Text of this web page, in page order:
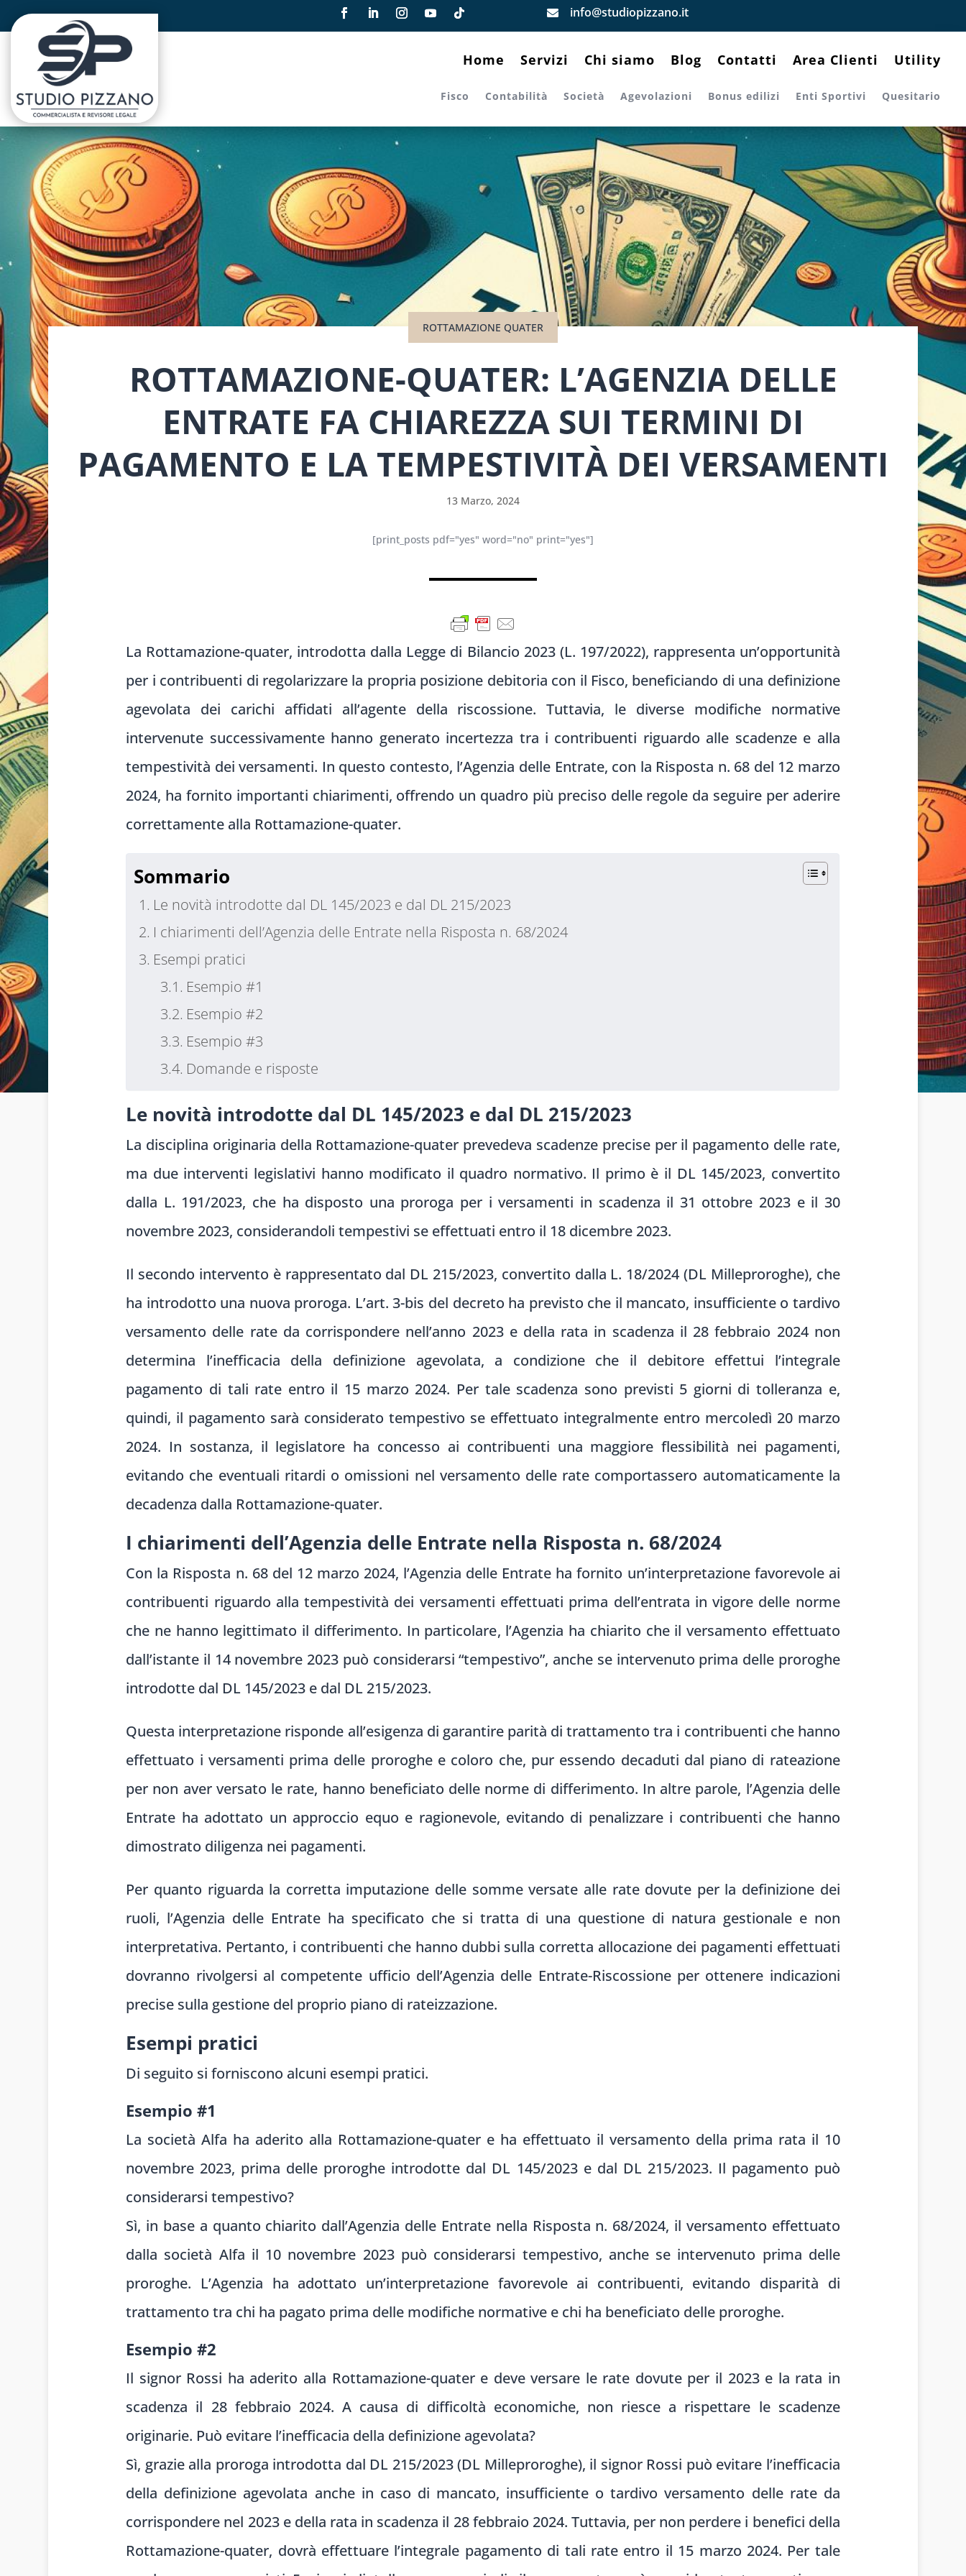
 info@studiopizzano.it
Home Servizi Chi siamo Blog Contatti Area Clienti Utility
Fisco Contabilità Società Agevolazioni Bonus edilizi Enti Sportivi Quesitario
ROTTAMAZIONE QUATER
ROTTAMAZIONE-QUATER: L’AGENZIA DELLE
ENTRATE FA CHIAREZZA SUI TERMINI DI
PAGAMENTO E LA TEMPESTIVITÀ DEI VERSAMENTI
13 Marzo, 2024
[print_posts pdf="yes" word="no" print="yes"]
La Rottamazione-quater, introdotta dalla Legge di Bilancio 2023 (L. 197/2022), rappresenta un’opportunità
per i contribuenti di regolarizzare la propria posizione debitoria con il Fisco, beneficiando di una definizione
agevolata dei carichi affidati all’agente della riscossione. Tuttavia, le diverse modifiche normative
intervenute successivamente hanno generato incertezza tra i contribuenti riguardo alle scadenze e alla
tempestività dei versamenti. In questo contesto, l’Agenzia delle Entrate, con la Risposta n. 68 del 12 marzo
2024, ha fornito importanti chiarimenti, offrendo un quadro più preciso delle regole da seguire per aderire
correttamente alla Rottamazione-quater.
Sommario
Le novità introdotte dal DL 145/2023 e dal DL 215/2023
I chiarimenti dell’Agenzia delle Entrate nella Risposta n. 68/2024
Esempi pratici
Esempio #1
Esempio #2
Esempio #3
Domande e risposte
Le novità introdotte dal DL 145/2023 e dal DL 215/2023
La disciplina originaria della Rottamazione-quater prevedeva scadenze precise per il pagamento delle rate,
ma due interventi legislativi hanno modificato il quadro normativo. Il primo è il DL 145/2023, convertito
dalla L. 191/2023, che ha disposto una proroga per i versamenti in scadenza il 31 ottobre 2023 e il 30
novembre 2023, considerandoli tempestivi se effettuati entro il 18 dicembre 2023.
Il secondo intervento è rappresentato dal DL 215/2023, convertito dalla L. 18/2024 (DL Milleproroghe), che
ha introdotto una nuova proroga. L’art. 3-bis del decreto ha previsto che il mancato, insufficiente o tardivo
versamento delle rate da corrispondere nell’anno 2023 e della rata in scadenza il 28 febbraio 2024 non
determina l’inefficacia della definizione agevolata, a condizione che il debitore effettui l’integrale
pagamento di tali rate entro il 15 marzo 2024. Per tale scadenza sono previsti 5 giorni di tolleranza e,
quindi, il pagamento sarà considerato tempestivo se effettuato integralmente entro mercoledì 20 marzo
2024. In sostanza, il legislatore ha concesso ai contribuenti una maggiore flessibilità nei pagamenti,
evitando che eventuali ritardi o omissioni nel versamento delle rate comportassero automaticamente la
decadenza dalla Rottamazione-quater.
I chiarimenti dell’Agenzia delle Entrate nella Risposta n. 68/2024
Con la Risposta n. 68 del 12 marzo 2024, l’Agenzia delle Entrate ha fornito un’interpretazione favorevole ai
contribuenti riguardo alla tempestività dei versamenti effettuati prima dell’entrata in vigore delle norme
che ne hanno legittimato il differimento. In particolare, l’Agenzia ha chiarito che il versamento effettuato
dall’istante il 14 novembre 2023 può considerarsi “tempestivo”, anche se intervenuto prima delle proroghe
introdotte dal DL 145/2023 e dal DL 215/2023.
Questa interpretazione risponde all’esigenza di garantire parità di trattamento tra i contribuenti che hanno
effettuato i versamenti prima delle proroghe e coloro che, pur essendo decaduti dal piano di rateazione
per non aver versato le rate, hanno beneficiato delle norme di differimento. In altre parole, l’Agenzia delle
Entrate ha adottato un approccio equo e ragionevole, evitando di penalizzare i contribuenti che hanno
dimostrato diligenza nei pagamenti.
Per quanto riguarda la corretta imputazione delle somme versate alle rate dovute per la definizione dei
ruoli, l’Agenzia delle Entrate ha specificato che si tratta di una questione di natura gestionale e non
interpretativa. Pertanto, i contribuenti che hanno dubbi sulla corretta allocazione dei pagamenti effettuati
dovranno rivolgersi al competente ufficio dell’Agenzia delle Entrate-Riscossione per ottenere indicazioni
precise sulla gestione del proprio piano di rateizzazione.
Esempi pratici
Di seguito si forniscono alcuni esempi pratici.
Esempio #1
La società Alfa ha aderito alla Rottamazione-quater e ha effettuato il versamento della prima rata il 10
novembre 2023, prima delle proroghe introdotte dal DL 145/2023 e dal DL 215/2023. Il pagamento può
considerarsi tempestivo?
Sì, in base a quanto chiarito dall’Agenzia delle Entrate nella Risposta n. 68/2024, il versamento effettuato
dalla società Alfa il 10 novembre 2023 può considerarsi tempestivo, anche se intervenuto prima delle
proroghe. L’Agenzia ha adottato un’interpretazione favorevole ai contribuenti, evitando disparità di
trattamento tra chi ha pagato prima delle modifiche normative e chi ha beneficiato delle proroghe.
Esempio #2
Il signor Rossi ha aderito alla Rottamazione-quater e deve versare le rate dovute per il 2023 e la rata in
scadenza il 28 febbraio 2024. A causa di difficoltà economiche, non riesce a rispettare le scadenze
originarie. Può evitare l’inefficacia della definizione agevolata?
Sì, grazie alla proroga introdotta dal DL 215/2023 (DL Milleproroghe), il signor Rossi può evitare l’inefficacia
della definizione agevolata anche in caso di mancato, insufficiente o tardivo versamento delle rate da
corrispondere nel 2023 e della rata in scadenza il 28 febbraio 2024. Tuttavia, per non perdere i benefici della
Rottamazione-quater, dovrà effettuare l’integrale pagamento di tali rate entro il 15 marzo 2024. Per tale